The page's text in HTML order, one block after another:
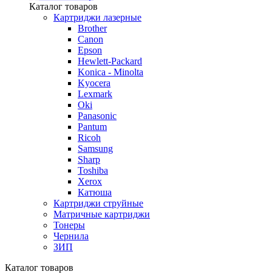
Каталог товаров
Картриджи лазерные
Brother
Canon
Epson
Hewlett-Packard
Konica - Minolta
Kyocera
Lexmark
Oki
Panasonic
Pantum
Ricoh
Samsung
Sharp
Toshiba
Xerox
Катюша
Картриджи струйные
Матричные картриджи
Тонеры
Чернила
ЗИП
Каталог товаров